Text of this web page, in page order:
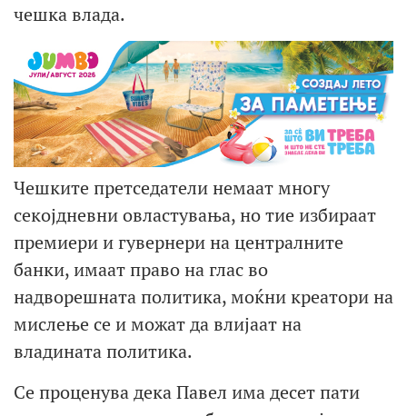
чешка влада.
Чешките претседатели немаат многу
секојдневни овластувања, но тие избираат
премиери и гувернери на централните
банки, имаат право на глас во
надворешната политика, моќни креатори на
мислење се и можат да влијаат на
владината политика.
Се проценува дека Павел има десет пати